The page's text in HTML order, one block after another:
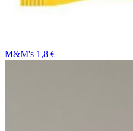
M&M's 1,8 €